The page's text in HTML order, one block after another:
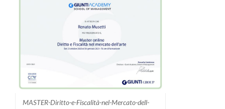
MASTER-Diritto-e-Fiscalità-nel-Mercato-dell-